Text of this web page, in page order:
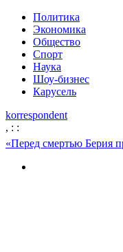
Политика
Экономика
Общество
Спорт
Наука
Шоу-бизнес
Карусель
korrespondent
, : :
«Перед смертью Берия